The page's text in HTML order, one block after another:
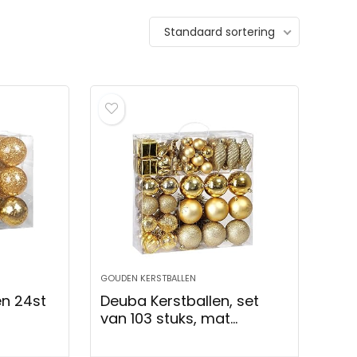
– kerstkaartjes
kerstboom –
van glas
BRUBAKER Dachshund
Angel –
Kerstbal van Glas –
Handgeblazen
Standaard sortering
24st
GOUDEN KERSTBALLEN
Deuba Kerstballen, set
van 103 stuks, mat